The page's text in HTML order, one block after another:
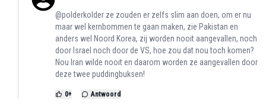
@polderkolder ze zouden er zelfs slim aan doen, om er nu
maar wel kernbommen te gaan maken, zie Pakistan en
anders wel Noord Korea, zij worden nooit aangevallen, noch
door Israel noch door de VS, hoe zou dat nou toch komen?
Nou Iran wilde nooit en daarom worden ze aangevallen door
deze twee puddingbuksen!
0+ Antwoord